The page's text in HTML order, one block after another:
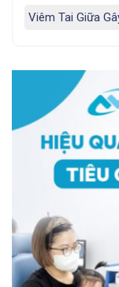
Viêm Tai Giữa